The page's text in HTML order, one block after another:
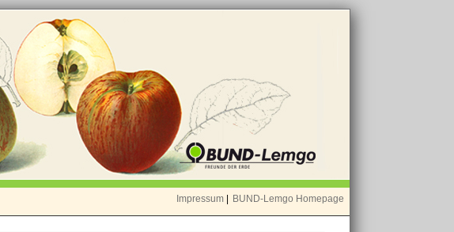
Impressum BUND-Lemgo Homepage